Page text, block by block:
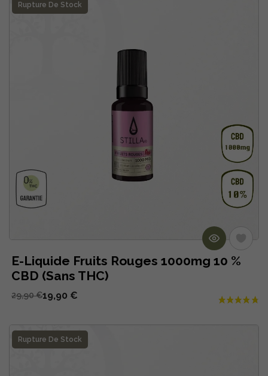
E-Liquide Fruits Rouges 1000mg 10 %
CBD (Sans THC)
19,90 €
29,90 €
Rupture De Stock
Rupture De Stock